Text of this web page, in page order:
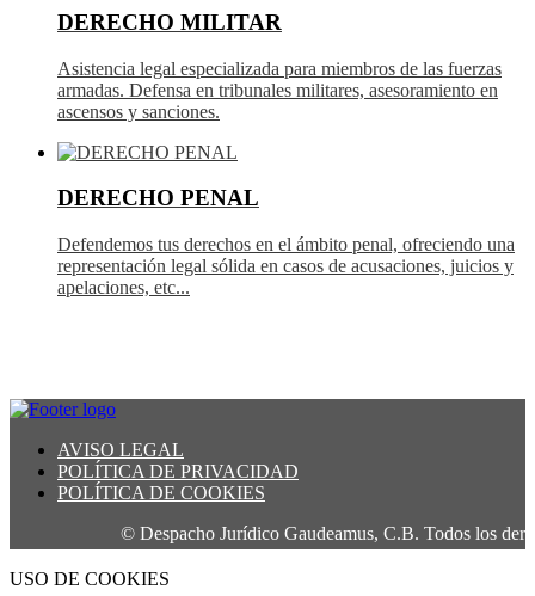
DERECHO MILITAR
Asistencia legal especializada para miembros de las fuerzas
armadas. Defensa en tribunales militares, asesoramiento en
ascensos y sanciones.
DERECHO PENAL
Defendemos tus derechos en el ámbito penal, ofreciendo una
representación legal sólida en casos de acusaciones, juicios y
apelaciones, etc...
AVISO LEGAL
POLÍTICA DE PRIVACIDAD
POLÍTICA DE COOKIES
© Despacho Jurídico Gaudeamus, C.B. Todos los
USO DE COOKIES